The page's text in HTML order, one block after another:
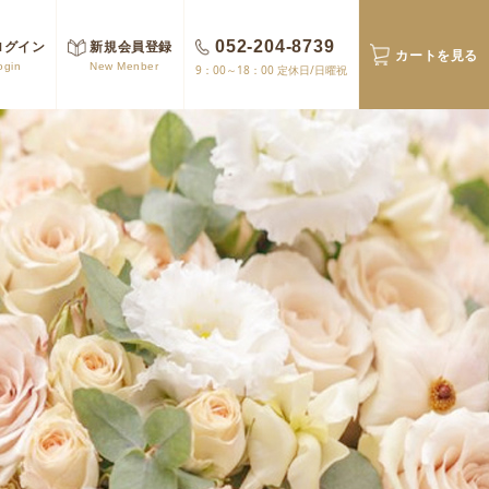
グイン 新規会員登録
New Menber
052-204-8739
9：00～18：00 定休日/日曜祝
カートを見る